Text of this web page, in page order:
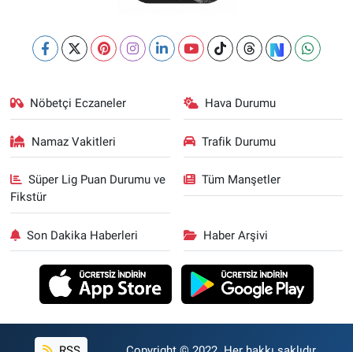
Nöbetçi Eczaneler Hava Durumu
Namaz Vakitleri Trafik Durumu
Süper Lig Puan Durumu ve
Fikstür
Tüm Manşetler
Son Dakika Haberleri Haber Arşivi